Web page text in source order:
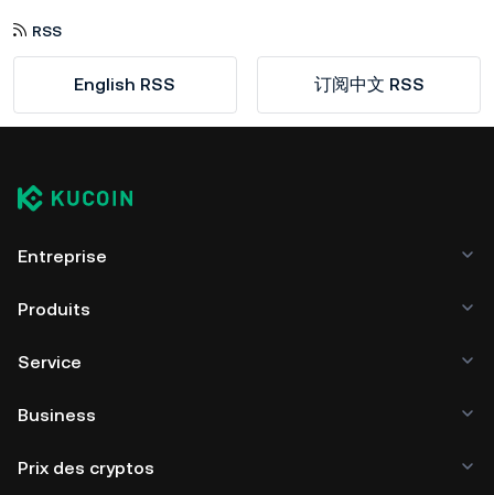
RSS
English RSS 订阅中文 RSS
Entreprise
Produits
Service
Business
Prix des cryptos